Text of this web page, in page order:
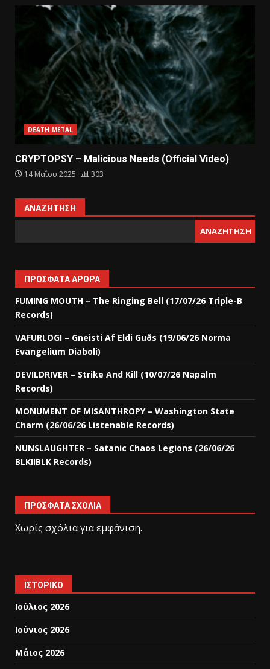
DEATH METAL
CRYPTOPSY – Malicious Needs (Official Video)
14 Μαΐου 2025 303
ΑΝΑΖΉΤΗΣΗ
ΑΝΑΖΉΤΗΣΗ
ΠΡΌΣΦΑΤΑ ΆΡΘΡΑ
FUMING MOUTH – The Ringing Bell (17/07/26 Triple-B
Records)
VAFURLOGI – Gneisti Af Eldi Guðs (19/06/26 Norma
Evangelium Diaboli)
DEVILDRIVER – Strike And Kill (10/07/26 Napalm
Records)
MONUMENT OF MISANTHROPY – Washington State
Charm (26/06/26 Listenable Records)
NUNSLAUGHTER – Satanic Chaos Legions (26/06/26
BLKIIBLK Records)
ΠΡΌΣΦΑΤΑ ΣΧΌΛΙΑ
Χωρίς σχόλια για εμφάνιση.
ΙΣΤΟΡΙΚΌ
Ιούλιος 2026
Ιούνιος 2026
Μάιος 2026